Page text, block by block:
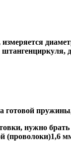
измеряется
готовой
нужно
(проволоки)1,6